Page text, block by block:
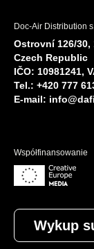
Doc-Air Distribution
Ostrovní 126/30,
Czech Republic
IČO: 10981241,
Tel.: +420 777
E-mail:
Współfinansowanie
Wykup